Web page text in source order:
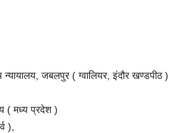
जबलपुर ( ग्वालियर, इंदौर खण्डपीठ )
( मध्य प्रदेश )
),